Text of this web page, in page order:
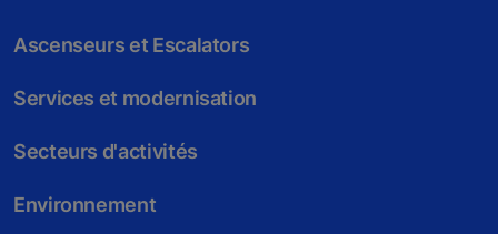
Ascenseurs et Escalators
Services et modernisation
Secteurs d'activités
Environnement